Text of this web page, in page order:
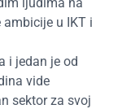
u IKT i
i jedan je od
vide
sektor za svoj